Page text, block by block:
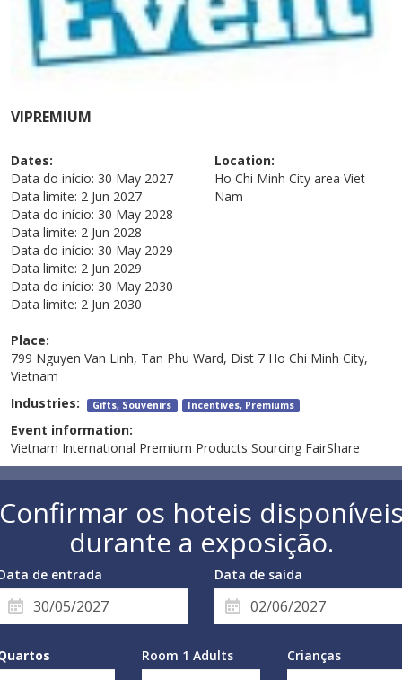
VIPREMIUM
Dates:
Data do início: 30 May 2027
Data limite: 2 Jun 2027
Data do início: 30 May 2028
Data limite: 2 Jun 2028
Data do início: 30 May 2029
Data limite: 2 Jun 2029
Data do início: 30 May 2030
Data limite: 2 Jun 2030
Location:
Ho Chi Minh City area Viet
Nam
Place:
799 Nguyen Van Linh, Tan Phu Ward, Dist 7 Ho Chi Minh City,
Vietnam
Industries: Gifts, Souvenirs Incentives, Premiums
Event information:
Vietnam International Premium Products Sourcing FairShare
os hoteis
durante a exposição.
de entrada Data de saída
Room 1 Adults Crianças